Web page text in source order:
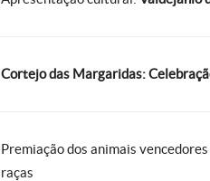
Cortejo das Margaridas:
Premiação dos animais
raças